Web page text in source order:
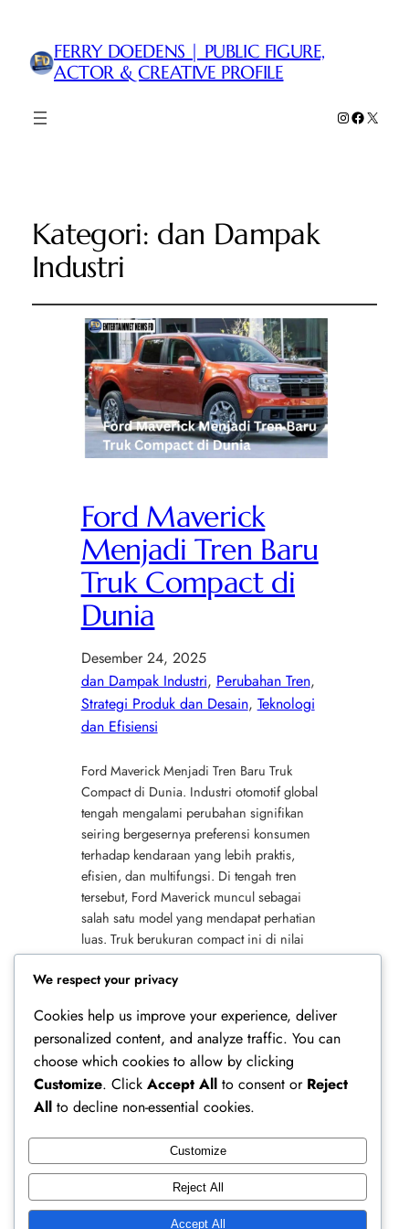
FERRY DOEDENS | PUBLIC FIGURE,
ACTOR & CREATIVE PROFILE
Instagram
Facebook
X
Kategori: dan Dampak
Industri
Ford Maverick
Menjadi Tren Baru
Truk Compact di
Dunia
Desember 24, 2025
dan Dampak Industri, Perubahan Tren
Strategi Produk dan Desain, Teknologi
dan Efisiensi
Ford Maverick Menjadi Tren Baru Truk
Compact di Dunia. Industri otomotif global
tengah mengalami perubahan signifikan
seiring bergesernya preferensi konsumen
terhadap kendaraan yang lebih praktis,
efisien, dan multifungsi. Di tengah tren
tersebut, Ford Maverick muncul sebagai
salah satu model yang mendapat perhatian
luas. Truk berukuran compact ini di nilai
berhasil mengubah paradigma lama tentang
kendaraan…
Ferry Doedens | Public Figure, Actor & Creative
Profile
We respect your privacy
Cookies help us improve your experience, deliver
personalized content, and analyze traffic. You can
choose which cookies to allow by clicking
Customize. Click Accept All to consent or Reject
All to decline non-essential cookies.
Customize
Reject All
Accept All